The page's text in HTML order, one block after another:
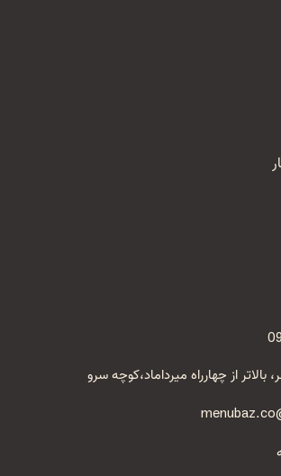
بالاتر از چهارراه میرداماد،کوچه سرو